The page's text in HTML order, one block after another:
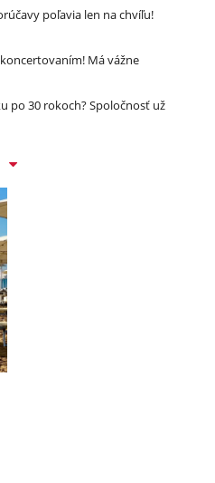
poľavia len na chvíľu!
Má vážne
po 30 rokoch? Spoločnosť už